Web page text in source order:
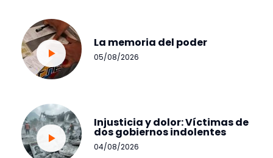
La memoria del poder
05/08/2026
Injusticia y dolor: Víctimas de
dos gobiernos indolentes
04/08/2026